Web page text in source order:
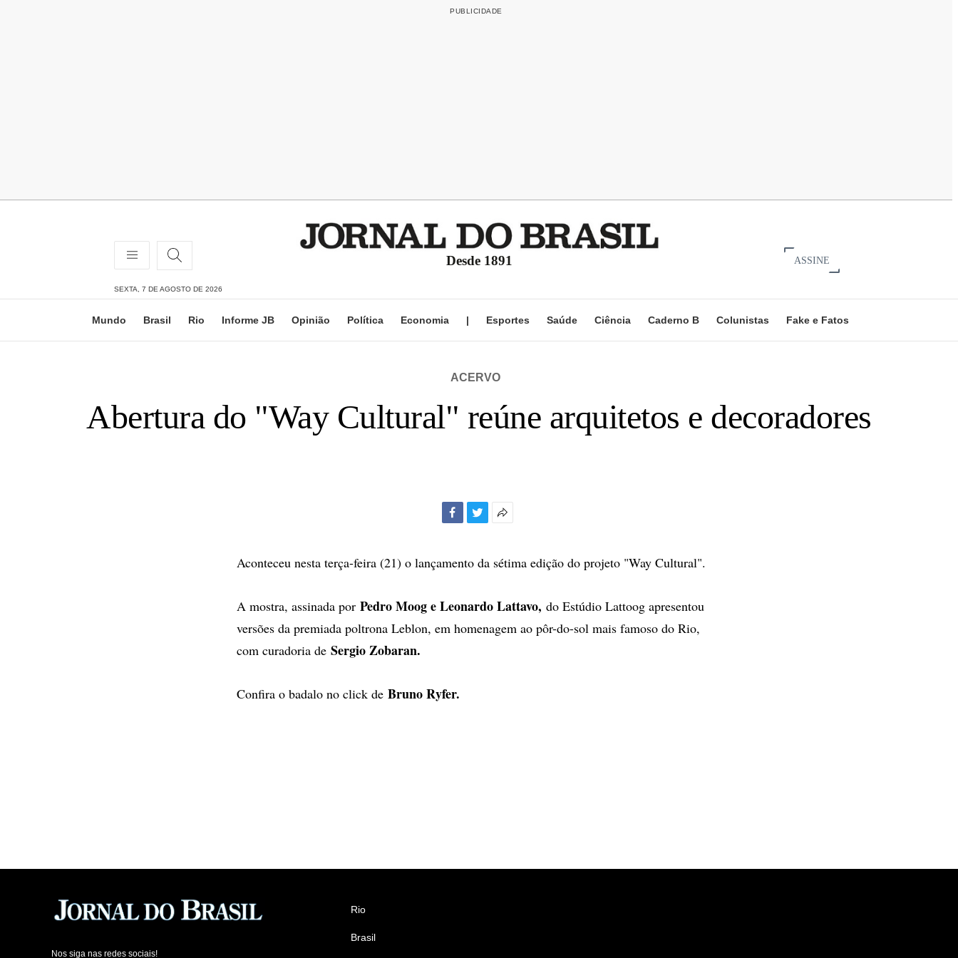
Desde 1891 ASSINE
SEXTA, 7 DE AGOSTO DE 2026
Mundo Brasil Rio Informe JB Opinião Política Economia | Esportes Saúde Ciência Caderno B Colunistas Fake e Fatos
ACERVO
Abertura do "Way Cultural" reúne arquitetos e decoradores
compartilhamento
Aconteceu nesta terça-feira (21) o lançamento da sétima edição do projeto "Way Cultural".
A mostra, assinada por Pedro Moog e Leonardo Lattavo, do Estúdio Lattoog apresentou
versões da premiada poltrona Leblon, em homenagem ao pôr-do-sol mais famoso do Rio,
com curadoria de Sergio Zobaran.
Confira o badalo no click de Bruno Ryfer.
Nos siga nas redes sociais!
Rio
Brasil